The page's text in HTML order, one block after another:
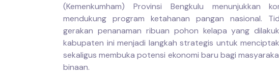
(Kemenkumham) Provinsi Bengkulu menunjukkan
mendukung program ketahanan pangan nasional.
gerakan penanaman ribuan pohon kelapa yang
kabupaten ini menjadi langkah strategis untuk
sekaligus membuka potensi ekonomi baru bagi
binaan.